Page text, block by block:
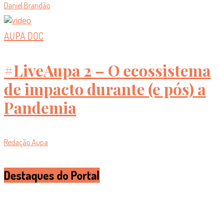
Daniel Brandão
AUPA DOC
#LiveAupa 2 – O ecossistema
de impacto durante (e pós) a
Pandemia
Redação Aupa
Destaques do Portal